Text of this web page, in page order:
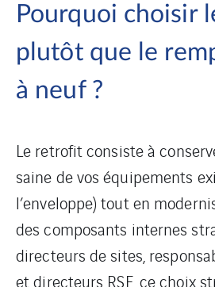
Pourquoi choisir
plutôt que le
à neuf ?
Le retrofit consiste à
saine de vos équipements
l’enveloppe) tout en
des composants internes
directeurs de sites,
et directeurs RSE, ce choix